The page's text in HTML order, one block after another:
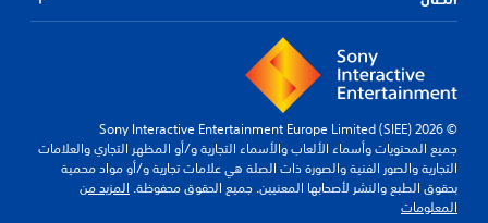
© 2026 Sony Interactive Entertainment Europe Limited (SIEE)
جميع المحتويات وأسماء الألعاب والأسماء التجارية و/أو المظهر التجاري والعلامات
التجارية والصور الفنية والصورة ذات الصلة هي علامات تجارية و/أو مواد محمية
بحقوق الطبع والنشر لأصحابها المعنيين. جميع الحقوق محفوظة. المزيد من
المعلومات